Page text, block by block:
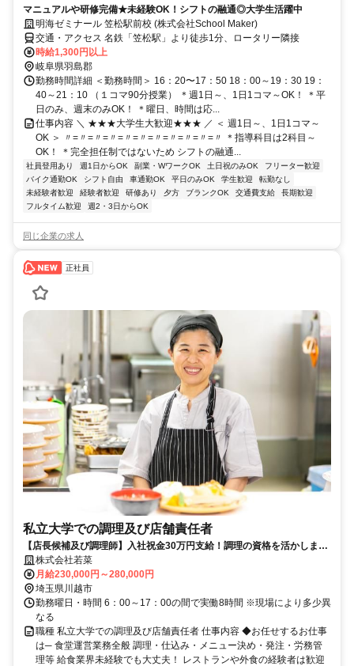
マニュアルや研修完備★未経験OK！シフトの融通◎大学生活躍中
明海ゼミナール 笠松駅前校 (株式会社School Maker)
交通・アクセス 名鉄「笠松駅」より徒歩1分、ロータリー隣接
時給1,300円以上
岐阜県羽島郡
勤務時間詳細 ＜勤務時間＞ 16：20〜17：50 18：00～19：30 19：
40～21：10 （１コマ90分授業） ＊週1日～、1日1コマ～OK！ ＊平
日のみ、週末のみOK！ ＊曜日、時間は応...
仕事内容 ＼ ★★★大学生大歓迎★★★ ／ ＜ 週1日～、1日1コマ～
OK ＞ 〃=〃=〃=〃=〃=〃=〃=〃=〃=〃=〃 ＊指導科目は2科目～
OK！ ＊完全担任制ではないため シフトの融通...
社員登用あり 週1日からOK 副業・WワークOK 土日祝のみOK
フリーター歓迎
バイク通勤OK
シフト自由 車通勤OK 平日のみOK 学生歓迎
転勤なし
未経験者歓迎
経験者歓迎 研修あり 夕方 ブランクOK 交通費支給
長期歓迎
フルタイム歓迎
週2・3日からOK
同じ企業の求人
正社員
私立大学での調理及び店舗責任者
【店長候補及び調理師】入社祝金30万円支給！調理の資格を活かしませ
んか！☆川越市、近隣市での合同募集
株式会社若菜
月給230,000円～280,000円
埼玉県川越市
勤務曜日・時間 6：00～17：00の間で実働8時間 ※現場により多少異
なる
職種 私立大学での調理及び店舗責任者 仕事内容 ◆お任せするお仕事
は─ 食堂運営業務全般 調理・仕込み・メニュー決め・発注・労務管
理等 給食業界未経験でも大丈夫！ レストランや外食の経験者は歓迎